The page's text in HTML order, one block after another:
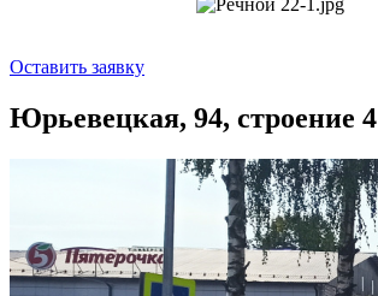
Оставить заявку
Юрьевецкая, 94, строение 4